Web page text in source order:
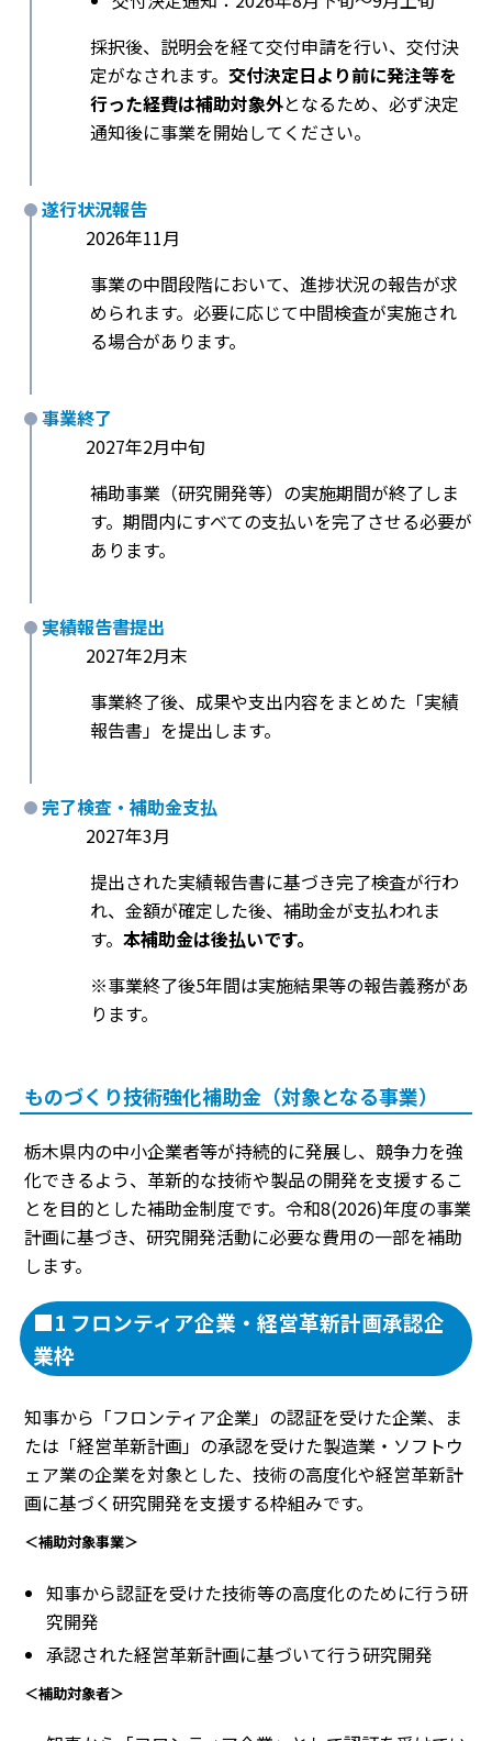
採択後、説明会を経て交付申請を行い、交付決
定がなされます。 交付決定日より前に発注等を
行った経費は補助対象外となるため、必ず決定
通知後に事業を開始してください。
遂行状況報告
2026年11月
事業の中間段階において、進捗状況の報告が求
められます。必要に応じて中間検査が実施され
る場合があります。
事業終了
2027年2月中旬
補助事業（研究開発等）の実施期間が終了しま
す。期間内にすべての支払いを完了させる必要が
あります。
実績報告書提出
2027年2月末
事業終了後、成果や支出内容をまとめた「実績
報告書」を提出します。
完了検査・補助金支払
2027年3月
提出された実績報告書に基づき完了検査が行わ
れ、金額が確定した後、補助金が支払われま
す。 本補助金は後払いです。
※事業終了後5年間は実施結果等の報告義務があ
ります。
ものづくり技術強化補助金（対象となる事業）
栃木県内の中小企業者等が持続的に発展し、競争力を強
化できるよう、革新的な技術や製品の開発を支援するこ
とを目的とした補助金制度です。令和8(2026)年度の事業
計画に基づき、研究開発活動に必要な費用の一部を補助
します。
■1 フロンティア企業・経営革新計画承認企
業枠
知事から「フロンティア企業」の認証を受けた企業、ま
たは「経営革新計画」の承認を受けた製造業・ソフトウ
ェア業の企業を対象とした、技術の高度化や経営革新計
画に基づく研究開発を支援する枠組みです。
＜補助対象事業＞
知事から認証を受けた技術等の高度化のために行う研
究開発
承認された経営革新計画に基づいて行う研究開発
＜補助対象者＞